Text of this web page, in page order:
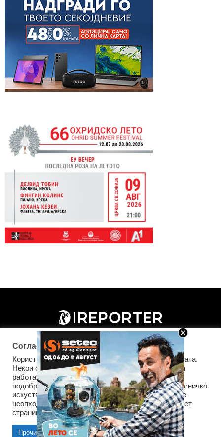
Copyright © 2026 Reporter.mk | Member of Clip Media Group
Импресум Маркетинг Контакт Услови за користење
Согласност за колачиња (cookies)
Користиме колачиња за оптимизирање на страницата.
Некои од колачињата се од суштинско значење за
работата на страницата, а други помагаат да ја
подобриме оваа интернет страница и вашето корисничко
искуство. Напомена: задолжителните колачиња се
неопходни за користење и пристап до оваа интернет
страница.
Прочитај повеќе Прифати колачиња